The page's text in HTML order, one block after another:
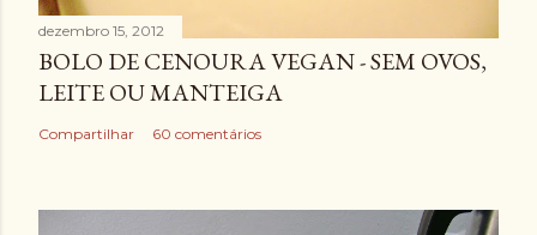
dezembro 15, 2012
BOLO DE CENOURA VEGAN - SEM OVOS,
LEITE OU MANTEIGA
Compartilhar 60 comentários